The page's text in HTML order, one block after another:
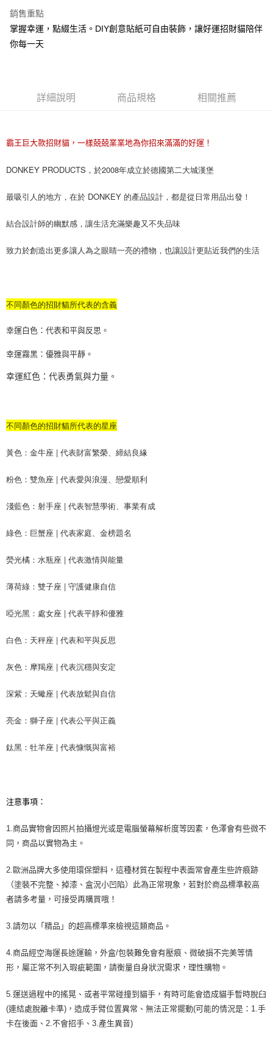
元大商業銀行
台新國際商業銀行
中國信託商業銀行
台灣樂天信用卡公司
聯邦商業銀行
元大商業銀行
永豐商業銀行
玉山商業銀行
悠遊付
Google Pay
AFTEE先享後付是「在收到商品之後才付款」的支付方式。 讓您購物簡單
便利好安心！
１．於結帳方式選擇「AFTEE先享後付」後，將跳轉至「AFTEE先享後付」
３．收到繳費通知簡訊後14天內，點擊此簡訊中的連結，可透過四大超商／
※ 請注意：結帳手續完成當下不需立刻繳費，但若您需要取消訂單，請聯絡
後付繳納相關費用。
※ 交易是否成功請以「AFTEE先享後付 」之結帳頁面顯示為準，若有關於
【注意事項】
１．透過由恩沛科技股份有限公司提供之「AFTEE先享後付」服務完成之交
權轉讓予恩沛科技股份有限公司。
https://aftee.tw/terms/#terms3
「AFTEE先享後付」，若未經同意申辦者引起之損失，本公司不負相關責
請求用戶進行身份認證。
５．嚴禁一人註冊多個帳號或使用他人資訊註冊。若發現惡意使用之情形，
宅配
每筆NT$100
銷售重點
掌握幸運，點綴生活。DIY創意貼紙可自由裝飾，讓好運招財貓陪伴
你每一天
詳細說明 商品規格 相關推薦
霸王巨大款招財貓，一樣兢兢業業地為你招來滿滿的好運！
DONKEY PRODUCTS，於2008年成立於德國第二大城漢堡
最吸引人的地方，在於 DONKEY 的產品設計，都是從日常用品出發！
結合設計師的幽默感，讓生活充滿樂趣又不失品味
致力於創造出更多讓人為之眼睛一亮的禮物，也讓設計更貼近我們的生活
不同顏色的招財貓所代表的含義
幸運白色：代表和平與反思。
幸運霧黑：優雅與平靜。
幸運紅色：代表勇氣與力量。
不同顏色的招財貓所代表的星座
黃色：金牛座 | 代表財富繁榮、締結良緣
粉色：雙魚座 | 代表愛與浪漫、戀愛順利
淺藍色：射手座 | 代表智慧學術、事業有成
綠色：巨蟹座 | 代表家庭、金榜題名
熒光橘：水瓶座 | 代表激情與能量
薄荷綠：雙子座 | 守護健康自信
啞光黑：處女座 | 代表平靜和優雅
白色：天秤座 | 代表和平與反思
灰色：摩羯座 | 代表沉穩與安定
深紫：天蠍座 | 代表放鬆與自信
亮金：獅子座 | 代表公平與正義
鈦黑：牡羊座 | 代表慷慨與富裕
注意事項：
1.商品實物會因照片拍攝燈光或是電腦螢幕解析度等因素，色澤會有些微不
同，商品以實物為主。
2.歐洲品牌大多使用環保塑料，這種材質在製程中表面常會產生些許痕跡
（塗裝不完整、掉漆、盒況小凹陷）此為正常現象，若對於商品標準較高
者請多考量，可接受再購買哦！
3.請勿以「精品」的超高標準來檢視這類商品。
4.商品經空海運長途運輸，外盒/包裝難免會有壓痕、微破損不完美等情
形，屬正常不列入瑕疵範圍，請衡量自身狀況需求，理性購物。
5.運送過程中的搖晃、或者平常碰撞到貓手，有時可能會造成貓手暫時脫臼
(連結處脫離卡準)，造成手臂位置異常、無法正常擺動(可能的情況是：1.手
卡在後面、2.不會招手、3.產生異音)